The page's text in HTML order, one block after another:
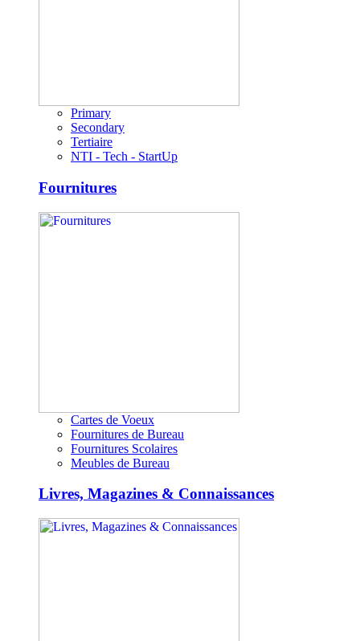
Primary
Secondary
Tertiaire
NTI - Tech - StartUp
Fournitures
Cartes de Voeux
Fournitures de Bureau
Fournitures Scolaires
Meubles de Bureau
Livres, Magazines & Connaissances